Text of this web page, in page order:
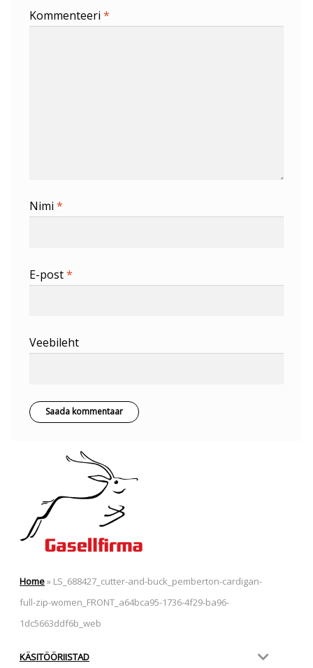
Kommenteeri *
Nimi *
E-post*
Veebileht
Home» LS_688427_cutter-and-buck_pemberton-cardigan-
full-zip-women_FRONT_a64bca95-1736-4f29-ba96-
1dc5663ddf6b_web
KÄSITÖÖRIISTAD